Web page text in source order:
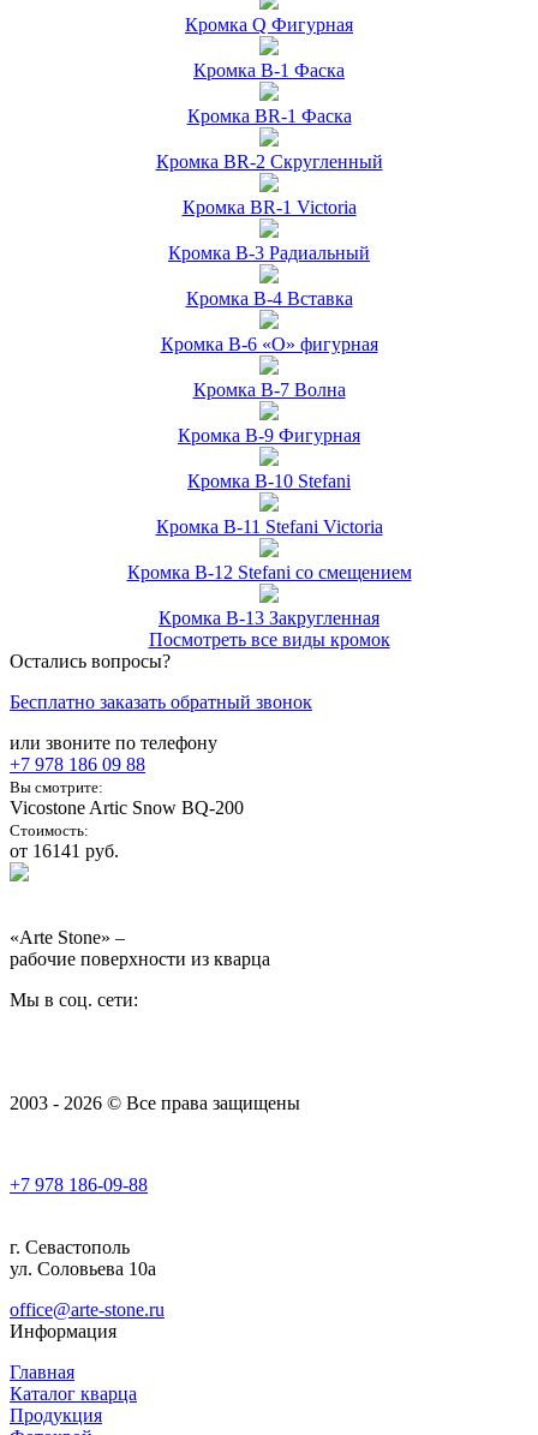
Кромка Q Фигурная
Кромка B-1 Фаска
Кромка BR-1 Фаска
Кромка BR-2 Скругленный
Кромка BR-1 Victoria
Кромка B-3 Радиальный
Кромка B-4 Вставка
Кромка B-6 «О» фигурная
Кромка B-7 Волна
Кромка B-9 Фигурная
Кромка B-10 Stefani
Кромка B-11 Stefani Victoria
Кромка B-12 Stefani со смещением
Кромка B-13 Закругленная
Посмотреть все виды кромок
Остались вопросы?
Бесплатно заказать обратный звонок
или звоните по телефону
+7 978 186 09 88
Вы смотрите:
Vicostone Artic Snow BQ-200
Стоимость:
от 16141 руб.
«Arte Stone» –
рабочие поверхности из кварца
Мы в соц. сети:
2003 - 2026 © Все права защищены
+7 978 186-09-88
г. Севастополь
ул. Соловьева 10а
office@arte-stone.ru
Информация
Главная
Каталог кварца
Продукция